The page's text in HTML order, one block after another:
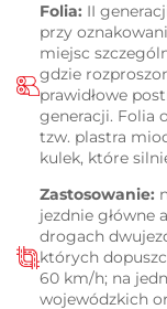
Folia: II
przy
miejsc
gdzie
prawidłowe
generacji. Folia
tzw. plastra
kulek, które
Zastosowanie:
jezdnie główne
drogach
których
60 km/h; na
wojewódzkich